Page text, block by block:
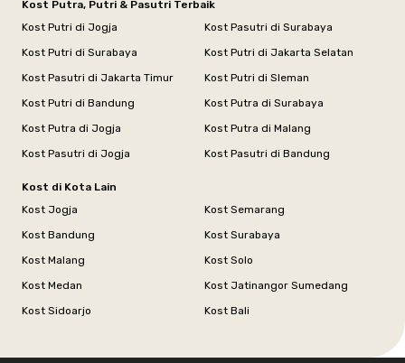
Kost Putra, Putri & Pasutri Terbaik
Kost Putri di Jogja
Kost Pasutri di Surabaya
Kost Putri di Surabaya
Kost Putri di Jakarta Selatan
Kost Pasutri di Jakarta Timur
Kost Putri di Sleman
Kost Putri di Bandung
Kost Putra di Surabaya
Kost Putra di Jogja
Kost Putra di Malang
Kost Pasutri di Jogja
Kost Pasutri di Bandung
Kost di Kota Lain
Kost Jogja
Kost Semarang
Kost Bandung
Kost Surabaya
Kost Malang
Kost Solo
Kost Medan
Kost Jatinangor Sumedang
Kost Sidoarjo
Kost Bali